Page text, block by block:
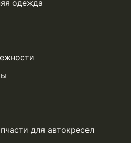
одежда
для автокресел